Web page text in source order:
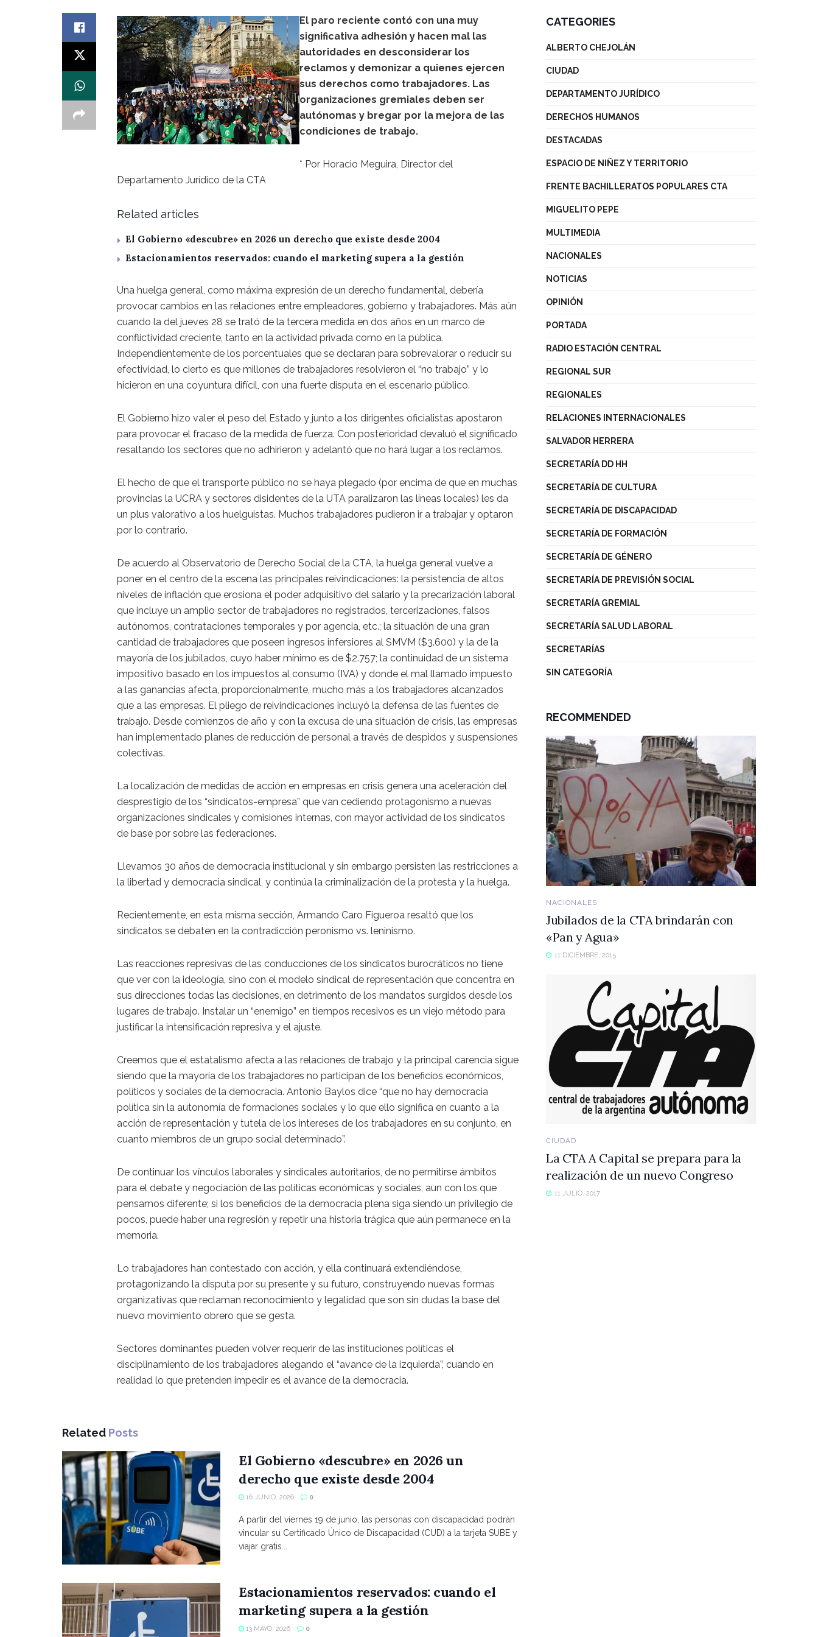
El paro reciente contó con una muy
significativa adhesión y hacen mal las
autoridades en desconsiderar los
reclamos y demonizar a quienes ejercen
sus derechos como trabajadores. Las
organizaciones gremiales deben ser
autónomas y bregar por la mejora de las
condiciones de trabajo.
* Por Horacio Meguira, Director del
Departamento Jurídico de la CTA
Related articles
El Gobierno «descubre» en 2026 un derecho que existe desde 2004
Estacionamientos reservados: cuando el marketing supera a la gestión
Una huelga general, como máxima expresión de un derecho fundamental, debería
provocar cambios en las relaciones entre empleadores, gobierno y trabajadores. Más aún
cuando la del jueves 28 se trató de la tercera medida en dos años en un marco de
conflictividad creciente, tanto en la actividad privada como en la pública.
Independientemente de los porcentuales que se declaran para sobrevalorar o reducir su
efectividad, lo cierto es que millones de trabajadores resolvieron el “no trabajo” y lo
hicieron en una coyuntura difícil, con una fuerte disputa en el escenario público.
El Gobierno hizo valer el peso del Estado y junto a los dirigentes oficialistas apostaron
para provocar el fracaso de la medida de fuerza. Con posterioridad devaluó el significado
resaltando los sectores que no adhirieron y adelantó que no hará lugar a los reclamos.
El hecho de que el transporte público no se haya plegado (por encima de que en muchas
provincias la UCRA y sectores disidentes de la UTA paralizaron las líneas locales) les da
un plus valorativo a los huelguistas. Muchos trabajadores pudieron ir a trabajar y optaron
por lo contrario.
De acuerdo al Observatorio de Derecho Social de la CTA, la huelga general vuelve a
poner en el centro de la escena las principales reivindicaciones: la persistencia de altos
niveles de inflación que erosiona el poder adquisitivo del salario y la precarización laboral
que incluye un amplio sector de trabajadores no registrados, tercerizaciones, falsos
autónomos, contrataciones temporales y por agencia, etc.; la situación de una gran
cantidad de trabajadores que poseen ingresos infersiores al SMVM ($3.600) y la de la
mayoría de los jubilados, cuyo haber mínimo es de $2.757; la continuidad de un sistema
impositivo basado en los impuestos al consumo (IVA) y donde el mal llamado impuesto
a las ganancias afecta, proporcionalmente, mucho más a los trabajadores alcanzados
que a las empresas. El pliego de reivindicaciones incluyó la defensa de las fuentes de
trabajo. Desde comienzos de año y con la excusa de una situación de crisis, las empresas
han implementado planes de reducción de personal a través de despidos y suspensiones
colectivas.
La localización de medidas de acción en empresas en crisis genera una aceleración del
desprestigio de los “sindicatos-empresa” que van cediendo protagonismo a nuevas
organizaciones sindicales y comisiones internas, con mayor actividad de los sindicatos
de base por sobre las federaciones.
Llevamos 30 años de democracia institucional y sin embargo persisten las restricciones a
la libertad y democracia sindical, y continúa la criminalización de la protesta y la huelga.
Recientemente, en esta misma sección, Armando Caro Figueroa resaltó que los
sindicatos se debaten en la contradicción peronismo vs. leninismo.
Las reacciones represivas de las conducciones de los sindicatos burocráticos no tiene
que ver con la ideología, sino con el modelo sindical de representación que concentra en
sus direcciones todas las decisiones, en detrimento de los mandatos surgidos desde los
lugares de trabajo. Instalar un “enemigo” en tiempos recesivos es un viejo método para
justificar la intensificación represiva y el ajuste.
Creemos que el estatalismo afecta a las relaciones de trabajo y la principal carencia sigue
siendo que la mayoría de los trabajadores no participan de los beneficios económicos,
políticos y sociales de la democracia. Antonio Baylos dice “que no hay democracia
política sin la autonomía de formaciones sociales y lo que ello significa en cuanto a la
acción de representación y tutela de los intereses de los trabajadores en su conjunto, en
cuanto miembros de un grupo social determinado”.
De continuar los vínculos laborales y sindicales autoritarios, de no permitirse ámbitos
para el debate y negociación de las políticas económicas y sociales, aun con los que
pensamos diferente; si los beneficios de la democracia plena siga siendo un privilegio de
pocos, puede haber una regresión y repetir una historia trágica que aún permanece en la
memoria.
Lo trabajadores han contestado con acción, y ella continuará extendiéndose,
protagonizando la disputa por su presente y su futuro, construyendo nuevas formas
organizativas que reclaman reconocimiento y legalidad que son sin dudas la base del
nuevo movimiento obrero que se gesta.
Sectores dominantes pueden volver requerir de las instituciones políticas el
disciplinamiento de los trabajadores alegando el “avance de la izquierda”, cuando en
realidad lo que pretenden impedir es el avance de la democracia.
Related Posts
El Gobierno «descubre» en 2026 un
derecho que existe desde 2004
16 JUNIO, 2026 0
A partir del viernes 19 de junio, las personas con discapacidad podrán
vincular su Certificado Único de Discapacidad (CUD) a la tarjeta SUBE y
viajar gratis...
Estacionamientos reservados: cuando el
marketing supera a la gestión
13 MAYO, 2026 0
CATEGORIES
ALBERTO CHEJOLÁN
CIUDAD
DEPARTAMENTO JURÍDICO
DERECHOS HUMANOS
DESTACADAS
ESPACIO DE NIÑEZ Y TERRITORIO
FRENTE BACHILLERATOS POPULARES CTA
MIGUELITO PEPE
MULTIMEDIA
NACIONALES
NOTICIAS
OPINIÓN
PORTADA
RADIO ESTACIÓN CENTRAL
REGIONAL SUR
REGIONALES
RELACIONES INTERNACIONALES
SALVADOR HERRERA
SECRETARÍA DD HH
SECRETARÍA DE CULTURA
SECRETARÍA DE DISCAPACIDAD
SECRETARÍA DE FORMACIÓN
SECRETARÍA DE GÉNERO
SECRETARÍA DE PREVISIÓN SOCIAL
SECRETARÍA GREMIAL
SECRETARÍA SALUD LABORAL
SECRETARÍAS
SIN CATEGORÍA
RECOMMENDED
NACIONALES
Jubilados de la CTA brindarán con
«Pan y Agua»
11 DICIEMBRE, 2015
CIUDAD
La CTA A Capital se prepara para la
realización de un nuevo Congreso
11 JULIO, 2017